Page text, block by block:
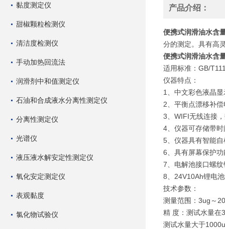
黏度测定仪
甜椒颗粒检测仪
清洁度检测仪
手动加热回流法
润滑剂中和值测定仪
石油和合成液水分离性测定仪
分离性测定仪
光谱仪
液压液水解安定性测定仪
氧化安定测定仪
表观黏度
氯化物试验仪
产品介绍：
便携式润滑油水含
分的测定。具有高
便携式润滑油水含
适用标准：GB/
仪器特点：
1、中文彩色液晶
2、平衡点漂移补
3、WIFI无线连接
4、仪器可存储带
5、仪器具有智能
6、具有屏幕保护
7、电解池接口螺
8、24V10Ah锂电
技术参数：
测量范围：3ug～
精 度：测试水量在
测试水量大于